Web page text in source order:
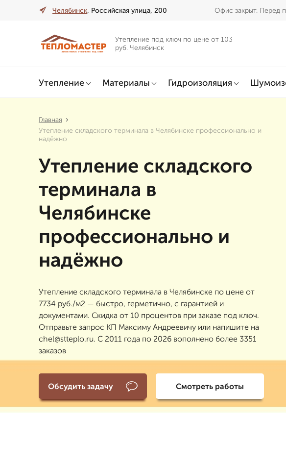
Челябинск, Российская улица, 200 Офис закрыт. Перед
Утепление под ключ по цене от 103
руб. Челябинск
Утепление Материалы Гидроизоляция
Главная
Утепление складского терминала в Челябинске профессионально и
надёжно
Утепление складского
терминала в
Челябинске
профессионально и
надёжно
Утепление складского терминала в Челябинске по цене от
7734 руб./м2 — быстро, герметично, с гарантией и
документами. Скидка от 10 процентов при заказе под ключ.
Отправьте запрос КП Максиму Андреевичу или напишите на
chel@stteplo.ru. С 2011 года по 2026 вополнено более 3351
заказов
Обсудить задачу Смотреть работы